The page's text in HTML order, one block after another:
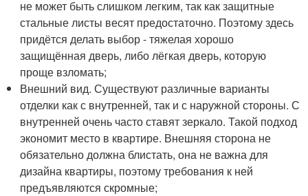
не может быть слишком легким, так как защитные
стальные листы весят предостаточно. Поэтому здесь
придётся делать выбор - тяжелая хорошо
защищённая дверь, либо лёгкая дверь, которую
проще взломать;
Внешний вид. Существуют различные варианты
отделки как с внутренней, так и с наружной стороны. С
внутренней очень часто ставят зеркало. Такой подход
экономит место в квартире. Внешняя сторона не
обязательно должна блистать, она не важна для
дизайна квартиры, поэтому требования к ней
предъявляются скромные;